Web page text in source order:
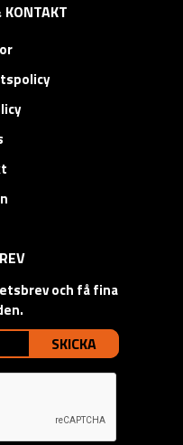
och få fina
SKICKA